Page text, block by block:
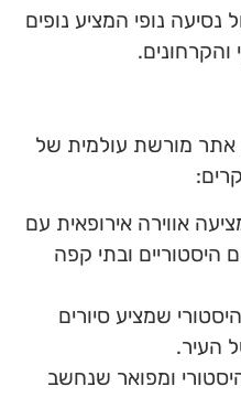
נסיעה נופי המציע נופים
אתר מורשת עולמית של
אווירה אירופאית עם
היסטוריים ובתי קפה
שמציע סיורים
העיר.
ומפואר שנחשב